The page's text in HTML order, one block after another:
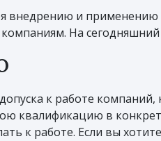
внедрению и
На
к работе
квалификацию в
к работе. Если вы